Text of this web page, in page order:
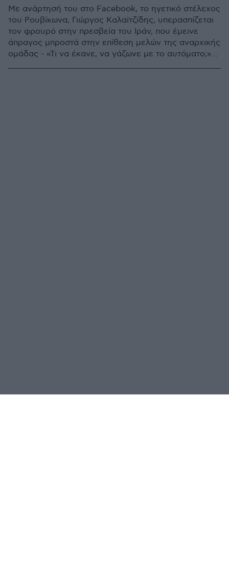
Με ανάρτησή του στο Facebook, το ηγετικό στέλεχος
του Ρουβίκωνα, Γιώργος Καλαϊτζίδης, υπερασπίζεται
τον φρουρό στην πρεσβεία του Ιράν, που έμεινε
άπραγος μπροστά στην επίθεση μελών της αναρχικής
ομάδας - «Τι να έκανε, να γάζωνε με το αυτόματο;»